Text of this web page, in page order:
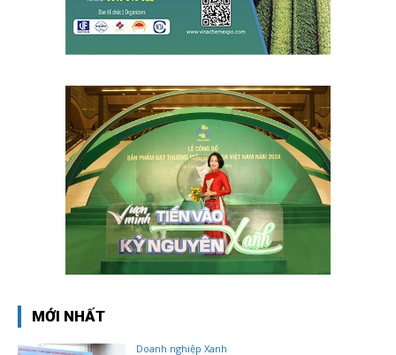
MỚI NHẤT
Doanh nghiệp Xanh